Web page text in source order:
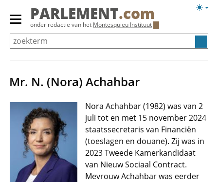
Overslaan
Primair
menu
tonen/verbergen
PARLEMENT.com
onder redactie van het Montesquieu Instituut
Mr. N. (Nora) Achahbar
Nora Achahbar (1982) was van 2
juli tot en met 15 november 2024
staatssecretaris van Financiën
(toeslagen en douane). Zij was in
2023 Tweede Kamerkandidaat
van Nieuw Sociaal Contract.
Mevrouw Achahbar was eerder